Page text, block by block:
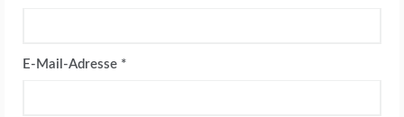
E-Mail-Adresse *